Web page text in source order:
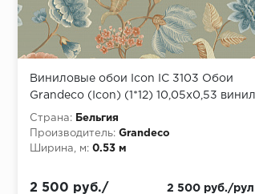
Виниловые обои Icon IC 3103 Обои
Grandeco (Icon) (1*12) 10,05х0,53 винил
на флизелине
Страна:
Бельгия
Производитель: Grandeco
Ширина, м: 0.53 м
2 500 руб./
2 500 руб./рул